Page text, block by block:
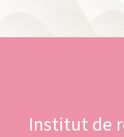
Institut de